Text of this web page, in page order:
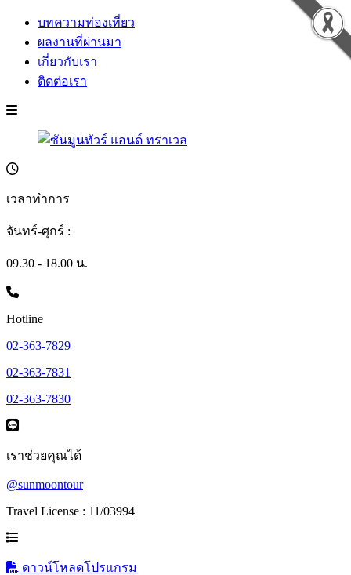
บทความท่องเที่ยว
ผลงานที่ผ่านมา
เกี่ยวกับเรา
ติดต่อเรา
เวลาทำการ
จันทร์-ศุกร์ :
09.30 - 18.00 น.
Hotline
02-363-7829
02-363-7831
02-363-7830
เราช่วยคุณได้
@sunmoontour
Travel License : 11/03994
ดาวน์โหลดโปรแกรม